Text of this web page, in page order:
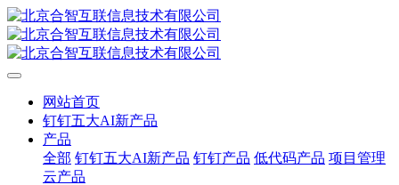
网站首页
钉钉五大AI新产品
产品
全部 钉钉五大AI新产品 钉钉产品 低代码产品 项目管理
云产品